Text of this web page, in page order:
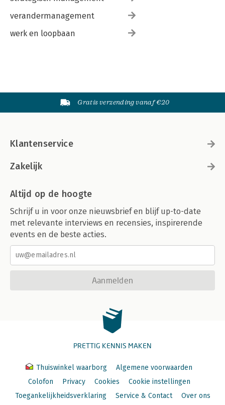
verandermanagement
werk en loopbaan
Gratis verzending vanaf €20
Klantenservice
Zakelijk
Altijd op de hoogte
Schrijf u in voor onze nieuwsbrief en blijf up-to-date
met relevante interviews en recensies, inspirerende
events en de beste acties.
Aanmelden
PRETTIG KENNIS MAKEN
Thuiswinkel waarborg
Algemene voorwaarden
Colofon
Privacy Cookies
Cookie instellingen
Toegankelijkheidsverklaring
Service & Contact Over ons